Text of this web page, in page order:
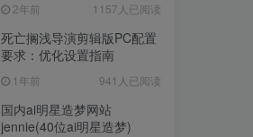
2年前 1157人已阅读
死亡搁浅导演剪辑版PC配置
要求：优化设置指南
1年前 941人已阅读
国内ai明星造梦网站
jennie(40位ai明星造梦)